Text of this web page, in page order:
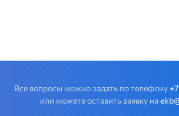
Все вопросы можно задать по телефону
или можете оставить заявку на